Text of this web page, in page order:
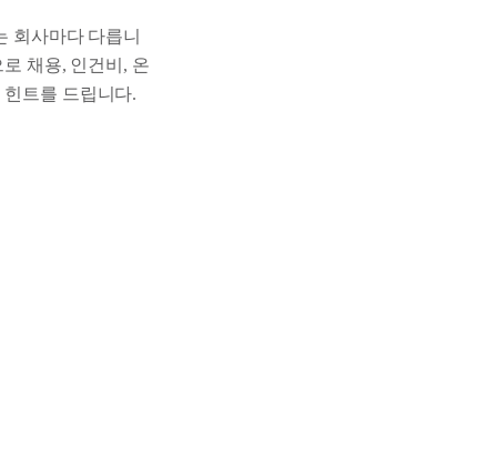
회사마다 다릅니
채용, 인건비, 온
트를 드립니다.